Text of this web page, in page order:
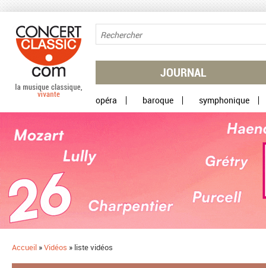
JOURNAL
opéra baroque symphonique
Accueil »Vidéos » liste vidéos